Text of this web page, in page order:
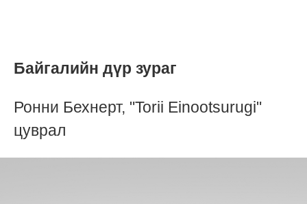
Байгалийн дүр зураг
Ронни Бехнерт, "Torii Einootsurugi"
цуврал